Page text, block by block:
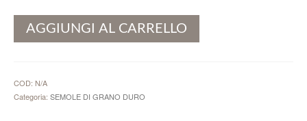
AGGIUNGI AL CARRELLO
COD: N/A
Categoria: SEMOLE DI GRANO DURO